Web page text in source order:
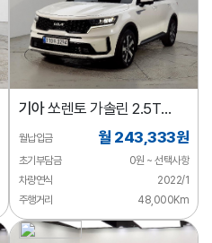
기아쏘렌토 가솔린 2.5T
2WD 노블레스
월납입금 월 243,333원
초기부담금
0원 ~ 선택사항
차량연식
2022/1
주행거리
48,000Km